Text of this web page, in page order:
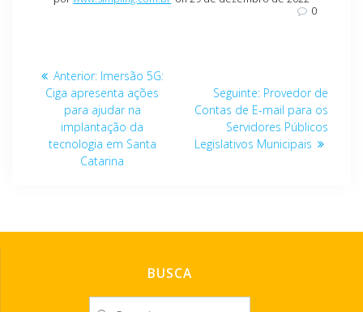
0
Navegação
Post
Anterior: Post
anterior:
Imersão 5G:
Ciga apresenta ações
para ajudar na
implantação da
tecnologia em Santa
Catarina
Seguinte: Post
seguinte:
Provedor de
Contas de E-mail para os
Servidores Públicos
Legislativos Municipais
BUSCA